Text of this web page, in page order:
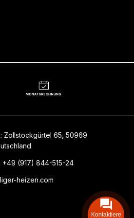
Zollstockgürtel 65, 50969
+49 (917) 844-515-24
heizen.com
Kontaktiere